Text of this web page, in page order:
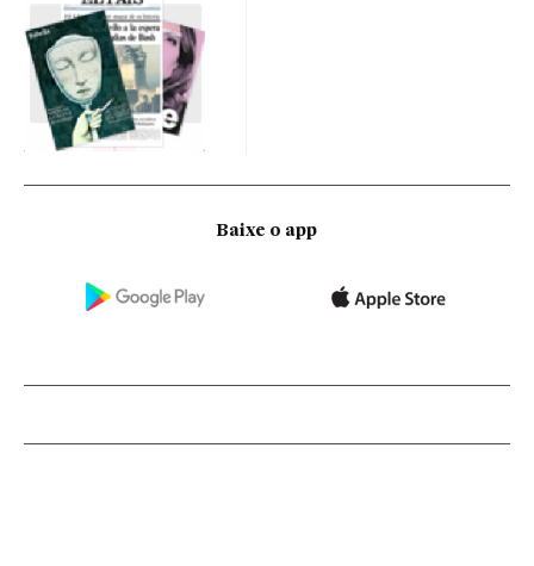
Baixe o app